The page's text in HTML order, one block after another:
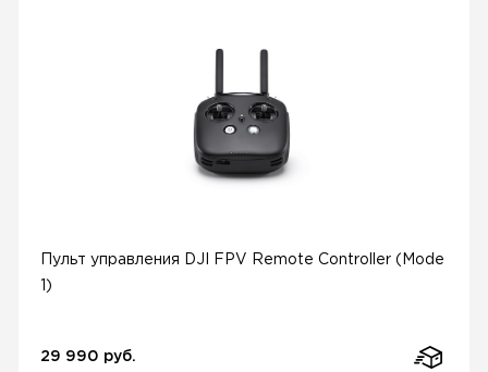
Пульт управления DJI FPV Remote Controller (Mode
1)
29 990 руб.